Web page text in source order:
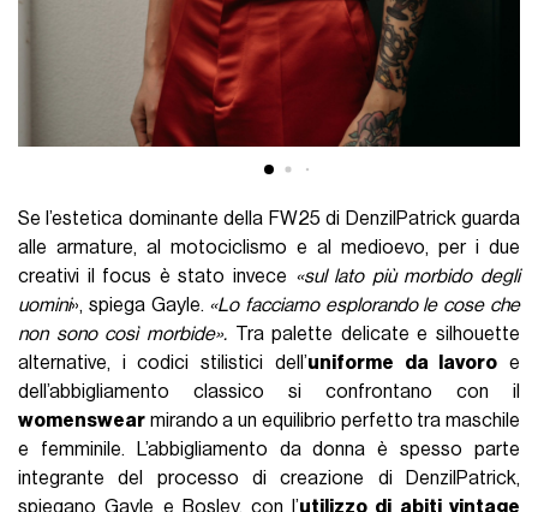
Se l’estetica dominante della FW25 di DenzilPatrick guarda
alle armature, al motociclismo e al medioevo, per i due
creativi il focus è stato invece «sul lato più morbido degli
uomini», spiega Gayle. «Lo facciamo esplorando le cose che
non sono così morbide».Tra palette delicate e silhouette
alternative, i codici stilistici dell’uniforme da lavoro e
dell’abbigliamento classico si confrontano con il
womenswear mirando a un equilibrio perfetto tra maschile
e femminile. L’abbigliamento da donna è spesso parte
integrante del processo di creazione di DenzilPatrick,
spiegano Gayle e Bosley, con l’utilizzo di abiti vintage